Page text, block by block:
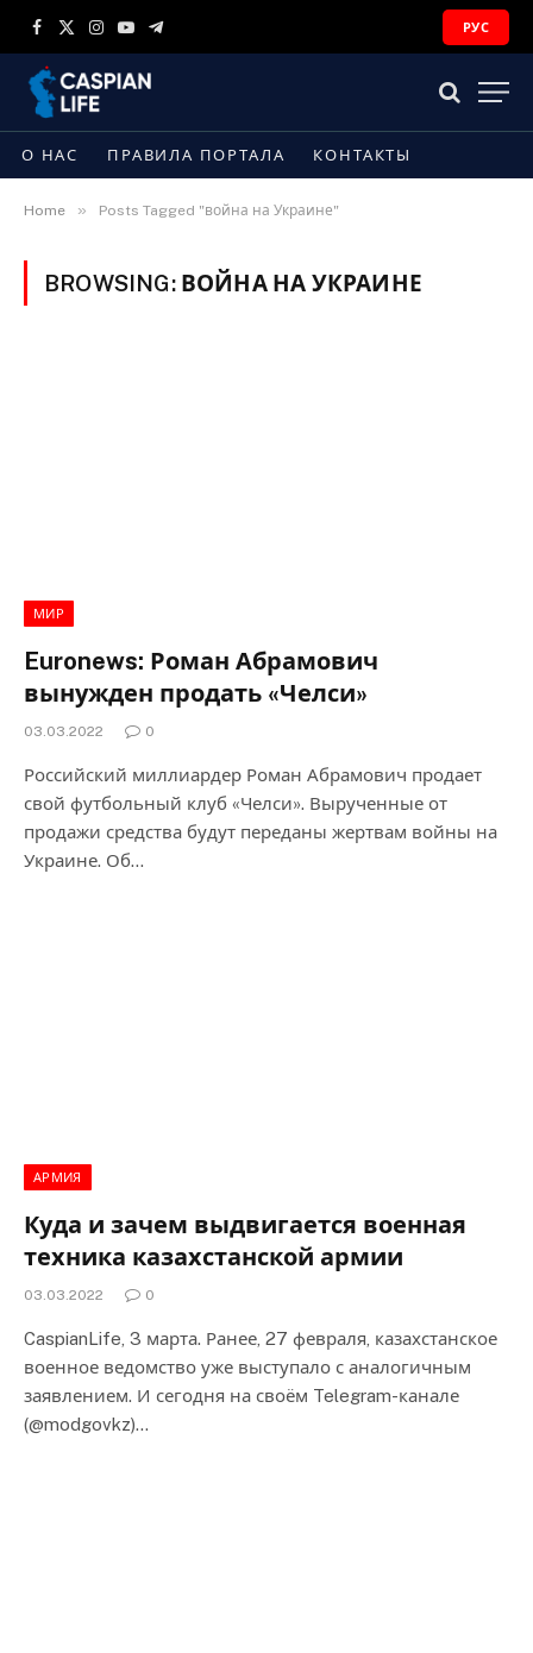
Facebook
X
Instagram
YouTubeTelegram
РУС
О НАС ПРАВИЛА ПОРТАЛА КОНТАКТЫ
Home » Posts Tagged "война на Украине"
BROWSING: ВОЙНА НА УКРАИНЕ
МИР
Euronews: Роман Абрамович
вынужден продать «Челси»
03.03.2022 0
Российский миллиардер Роман Абрамович продает
свой футбольный клуб «Челси». Вырученные от
продажи средства будут переданы жертвам войны на
Украине. Об…
АРМИЯ
Куда и зачем выдвигается военная
техника казахстанской армии
03.03.2022 0
CaspianLife, 3 марта. Ранее, 27 февраля, казахстанское
военное ведомство уже выступало с аналогичным
заявлением. И сегодня на своём Telegram-канале
(@modgovkz)…